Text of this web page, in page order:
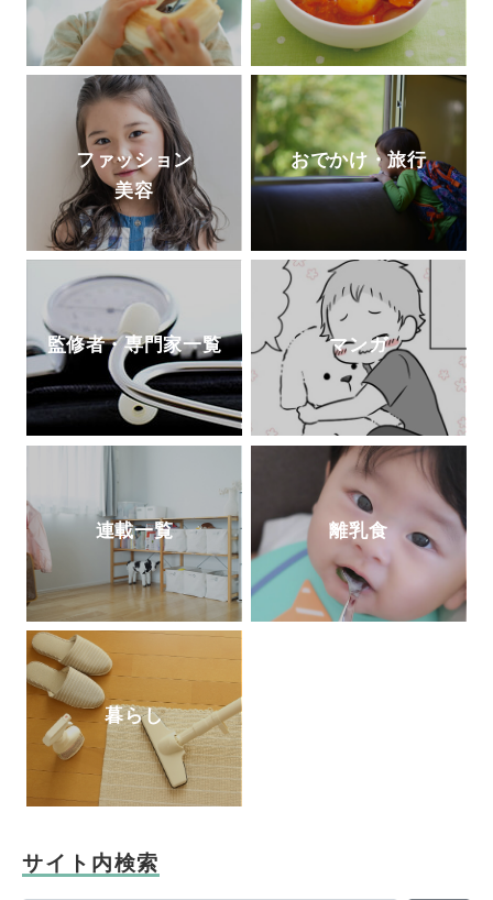
ファッション
美容
おでかけ・旅行
監修者・専門家一覧 マンガ
連載一覧 離乳食
暮らし
サイト内検索